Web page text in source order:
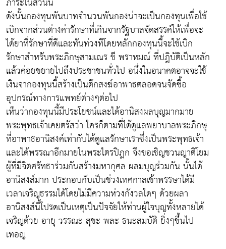
ดังนั้นกองทุนพันบาทจำนวนพันกองน่าจะเป็นกองทุนเพื่อใช้
เบิกจากส่วนต่างค่ารักษาที่เกินจากรัฐบาลจัดสรรค์ให้เพื่อจะ
ได้ยาที่รักษาที่ดีและทันท่วงทีโดยหลักกองทุนนี้จะใช้เบิก
รักษาสำหรับพระภิกษุสามเณร ชี พราหมณ์ ที่ปฎิบัติเป็นหลัก
แล้วค่อยขยายไปถึงประชาชนทั่วไป อนึ่งในอนาคตอาจจะใช้
เงินจากองทุนนี้สร้างเป็นตึกสงฆ์อาพาธตลอดจนจัดซื้อ
อุปกรณ์ทางการแพทย์ต่างๆต่อไป
เห็นว่ากองทุนนี้มีประโยชน์และได้อานิสงผลบุญมากมาย
พระพุทธเจ้าเคยตรัสว่า ใครก็ตามที่ได้ดูแลพยาบาลพระภิกษุ
ที่อาพาธอานิสงค์เท่ากับได้ดูแลรักษาเราซึ่งเป็นพระพุทธเจ้า
และได้พรรณาอีกมายในพระไตรปิฎก จึงขอเชิญชวนญาติโยม
ผู้ที่มีจิตศรัทธาร่วมกันสร้างมหากุศล ผลมบุญร่วมกัน นั้นได้
อานิสงส์มาก ประกอบกับเป็นช่วงเทศกาลเข้าพรรษาได้มี
เวลาเจริญธรรมได้โดยไม่มีความห่วงกังวลใดๆ ด้วยผลา
อานิสงส์นี้โปรดเป็นเหตุเป็นปัจจัยให้ท่านผู้ใจบุญทั้งหลายได้
เจริญด้วย อายุ วรรณะ สุขะ พละ ธนะสมบัติ ยิ่งๆขึ้นไป
เทอญ